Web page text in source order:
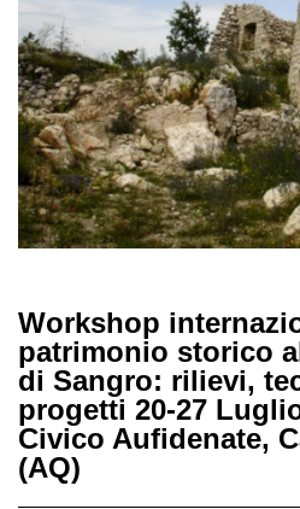
Workshop
patrimonio storico
di Sangro: rilievi,
progetti 20-27
Civico Aufidenate,
(AQ)